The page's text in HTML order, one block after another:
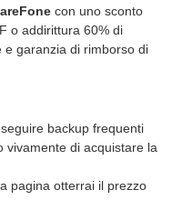
con uno sconto
o addirittura 60% di
e garanzia di rimborso di
backup frequenti
vivamente di acquistare la
pagina otterrai il prezzo